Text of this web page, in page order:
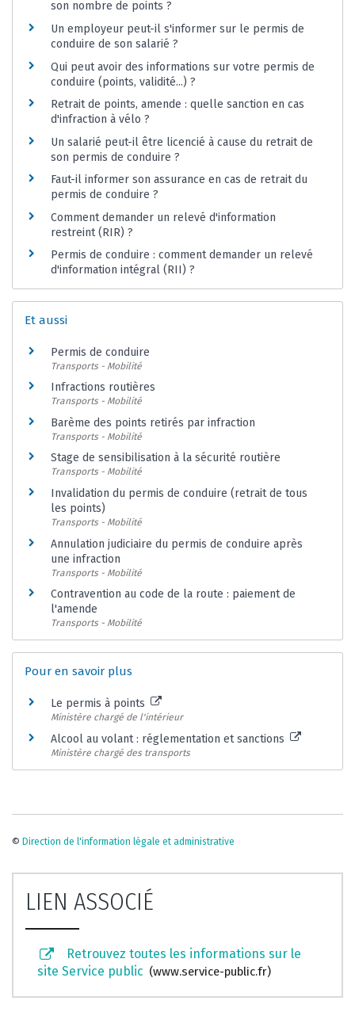
son nombre de points ?
Un employeur peut-il s'informer sur le permis de
conduire de son salarié ?
Qui peut avoir des informations sur votre permis de
conduire (points, validité...) ?
Retrait de points, amende : quelle sanction en cas
d'infraction à vélo ?
Un salarié peut-il être licencié à cause du retrait de
son permis de conduire ?
Faut-il informer son assurance en cas de retrait du
permis de conduire ?
Comment demander un relevé d'information
restreint (RIR) ?
Permis de conduire : comment demander un relevé
d'information intégral (RII) ?
Et aussi
Permis de conduire
Transports - Mobilité
Infractions routières
Transports - Mobilité
Barème des points retirés par infraction
Transports - Mobilité
Stage de sensibilisation à la sécurité routière
Transports - Mobilité
Invalidation du permis de conduire (retrait de tous
les points)
Transports - Mobilité
Annulation judiciaire du permis de conduire après
une infraction
Transports - Mobilité
Contravention au code de la route : paiement de
l'amende
Transports - Mobilité
Pour en savoir plus
Le permis à points
Ministère chargé de l'intérieur
Alcool au volant : réglementation et sanctions
Ministère chargé des transports
© Direction de l'information légale et administrative
LIEN ASSOCIÉ
Retrouvez toutes les informations sur le
site Service public
www.service-public.fr